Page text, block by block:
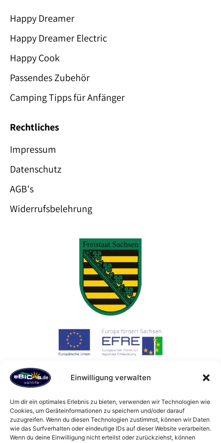
Einwilligung verwalten
Um dir ein optimales Erlebnis zu bieten, verwenden wir Technologien wie
Cookies, um Geräteinformationen zu speichern und/oder darauf
zuzugreifen. Wenn du diesen Technologien zustimmst, können wir Daten
wie das Surfverhalten oder eindeutige IDs auf dieser Website verarbeiten.
Wenn du deine Einwilligung nicht erteilst oder zurückziehst, können
Happy Dreamer
Happy Dreamer Electric
Happy Cook
Passendes Zubehör
Camping Tipps für Anfänger
Rechtliches
Impressum
Datenschutz
AGB's
Widerrufsbelehrung
Die Maßnahme wird mitfinanziert durch Steuermittel auf
Grundlage des von den Abgeordneten des Sächsischen
Landtags beschlossenen Haushaltes.